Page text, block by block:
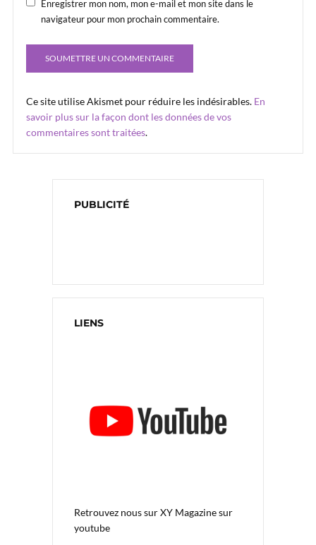
Enregistrer mon nom, mon e-mail et mon site dans le
navigateur pour mon prochain commentaire.
Ce site utilise Akismet pour réduire les indésirables. En
savoir plus sur la façon dont les données de vos
commentaires sont traitées.
PUBLICITÉ
LIENS
Retrouvez nous surXY Magazine sur
youtube